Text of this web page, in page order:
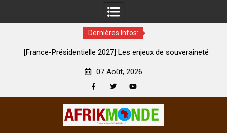
Dernières Infos:
[France-Présidentielle 2027] Les enjeux de souveraineté
07 Août, 2026